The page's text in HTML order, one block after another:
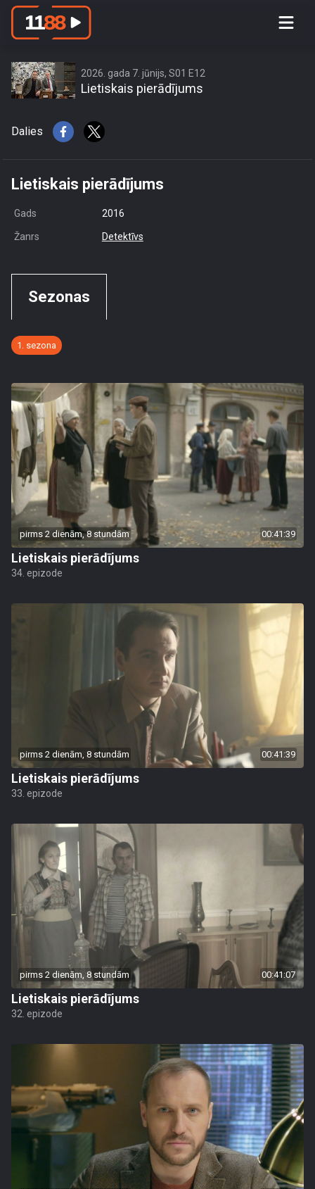
access this content due to your
location or other restrictions set by
country is US and IP address is
216.73.216.200
2026. gada 7. jūnijs, S01 E12
Lietiskais pierādījums
Dalies
Lietiskais pierādījums
Gads 2016
Žanrs Detektīvs
Sezonas
1. sezona
pirms 2 dienām, 8 stundām 00:41:39
Lietiskais pierādījums
34. epizode
pirms 2 dienām, 8 stundām 00:41:39
Lietiskais pierādījums
33. epizode
pirms 2 dienām, 8 stundām 00:41:07
Lietiskais pierādījums
32. epizode